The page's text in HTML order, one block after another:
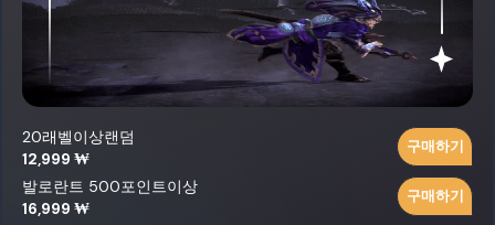
20래벨이상랜덤
12,999 ₩
구매하기
발로란트 500포인트이상
16,999 ₩
구매하기